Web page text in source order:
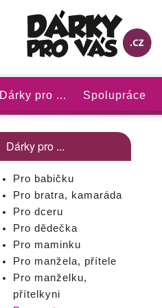
Dárky pro ... Spolupráce
Dárky pro ...
Pro babičku
Pro bratra, kamaráda
Pro dceru
Pro dědečka
Pro maminku
Pro manžela, přítele
Pro manželku,
přítelkyni